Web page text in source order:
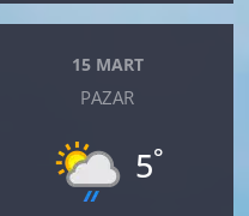
15 MART
PAZAR
5°